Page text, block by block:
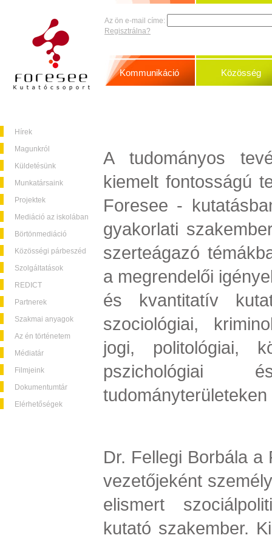
Hírek
Magunkról
Küldetésünk
Munkatársaink
Projektek
Mediáció az iskolában
Börtönmediáció
Közösségi párbeszéd
Szolgáltatások
REDICT
Partnerek
Szakmai anyagok
Az én történetem
Médiatár
Filmjeink
Dokumentumtár
Elérhetőségek
Az ön e-mail címe:
Regisztrálna?
Kommunikáció Közösség
A tudományos
kiemelt fontosságú
Foresee -
gyakorlati
szerteágazó
a megrendelői
és kvantitatív
szociológiai,
jogi, politológiai,
pszichológiai
Dr. Fellegi Borbála
vezetőjeként
elismert
kutató szakember.